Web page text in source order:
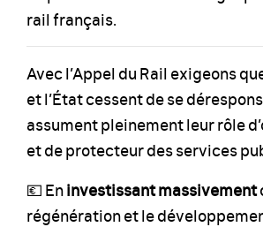
rail français.
Avec l’Appel du Rail exigeons
et l’État cessent de se
assument pleinement leur rôle
et de protecteur des services
💶 Eninvestissant massivement
régénération et le